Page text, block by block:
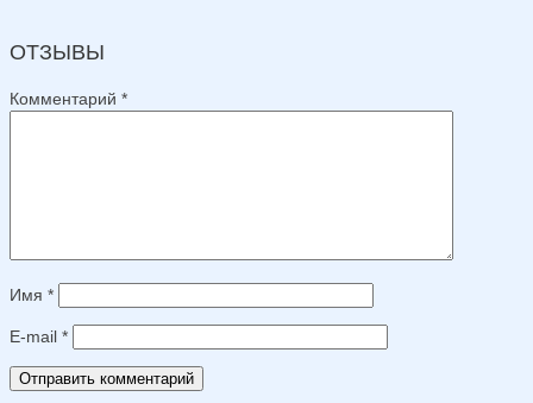
ОТЗЫВЫ
Комментарий *
Имя *
E-mail *